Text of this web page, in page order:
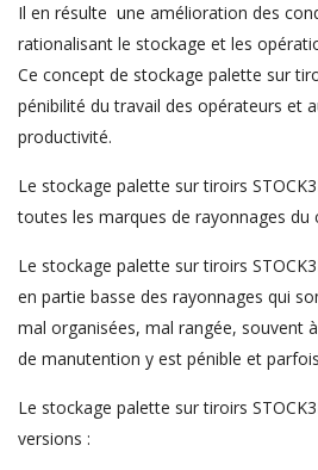
Il en résulte une amélioration des
rationalisant le stockage et les
Ce concept de stockage palette sur
pénibilité du travail des opérateurs et
productivité.
Le stockage palette sur tiroirs
toutes les marques de rayonnages du
Le stockage palette sur tiroirs
en partie basse des rayonnages qui
mal organisées, mal rangée, souvent
de manutention y est pénible et
Le stockage palette sur tiroirs
versions :